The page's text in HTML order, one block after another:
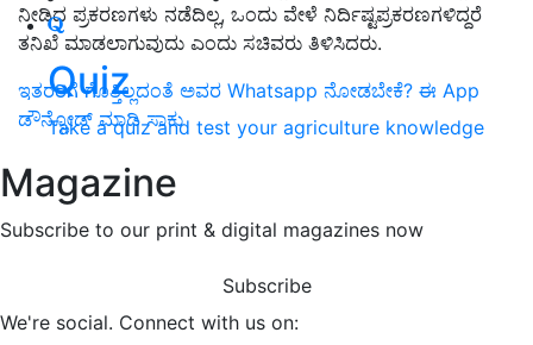
Quiz
Take a quiz and test your agriculture knowledge
Magazine
Subscribe to our print & digital magazines now
Subscribe
We're social. Connect with us on:
ನೀಡಿದ ಪ್ರಕರಣಗಳು ನಡೆದಿಲ್ಲ, ಒಂದು ವೇಳೆ ನಿರ್ದಿಷ್ಟಪ್ರಕರಣಗಳಿದ್ದರೆ
ತನಿಖೆ ಮಾಡಲಾಗುವುದು ಎಂದು ಸಚಿವರು ತಿಳಿಸಿದರು.
ಇತರರಿಗೆ ಗೊತ್ತಿಲ್ಲದಂತೆ ಅವರ Whatsapp ನೋಡಬೇಕೆ? ಈ App
ಡೌನ್ಲೋಡ್ ಮಾಡಿ ಸಾಕು